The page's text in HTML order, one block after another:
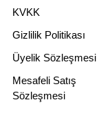
KVKK
Gizlilik Politikası
Üyelik Sözleşmesi
Mesafeli Satış
Sözleşmesi